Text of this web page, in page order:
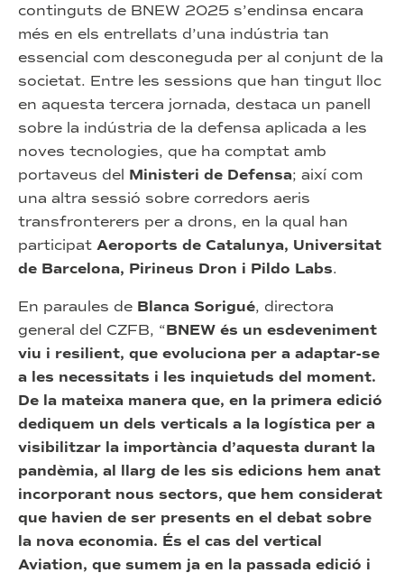
continguts de BNEW 2025 s’endinsa encara
més en els entrellats d’una indústria tan
essencial com desconeguda per al conjunt de la
societat. Entre les sessions que han tingut lloc
en aquesta tercera jornada, destaca un panell
sobre la indústria de la defensa aplicada a les
noves tecnologies, que ha comptat amb
portaveus del Ministeri de Defensa; així com
una altra sessió sobre corredors aeris
transfronterers per a drons, en la qual han
participat Aeroports de Catalunya, Universitat
de Barcelona, Pirineus Dron i Pildo Labs.
En paraules de Blanca Sorigué, directora
general del CZFB, “BNEW és un esdeveniment
viu i resilient, que evoluciona per a adaptar-se
a les necessitats i les inquietuds del moment.
De la mateixa manera que, en la primera edició
dediquem un dels verticals a la logística per a
visibilitzar la importància d’aquesta durant la
pandèmia, al llarg de les sis edicions hem anat
incorporant nous sectors, que hem considerat
que havien de ser presents en el debat sobre
la nova economia. És el cas del vertical
Aviation, que sumem ja en la passada edició i